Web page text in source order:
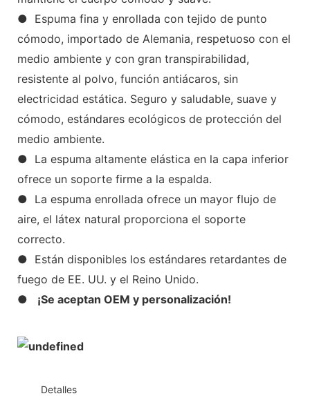
● Espuma fina y enrollada con tejido de punto
cómodo, importado de Alemania, respetuoso con el
medio ambiente y con gran transpirabilidad,
resistente al polvo, función antiácaros, sin
electricidad estática. Seguro y saludable, suave y
cómodo, estándares ecológicos de protección del
medio ambiente.
● La espuma altamente elástica en la capa inferior
ofrece un soporte firme a la espalda.
● La espuma enrollada ofrece un mayor flujo de
aire, el látex natural proporciona el soporte
correcto.
● Están disponibles los estándares retardantes de
fuego de EE. UU. y el Reino Unido.
●
¡Se aceptan OEM y personalización!
Detalles